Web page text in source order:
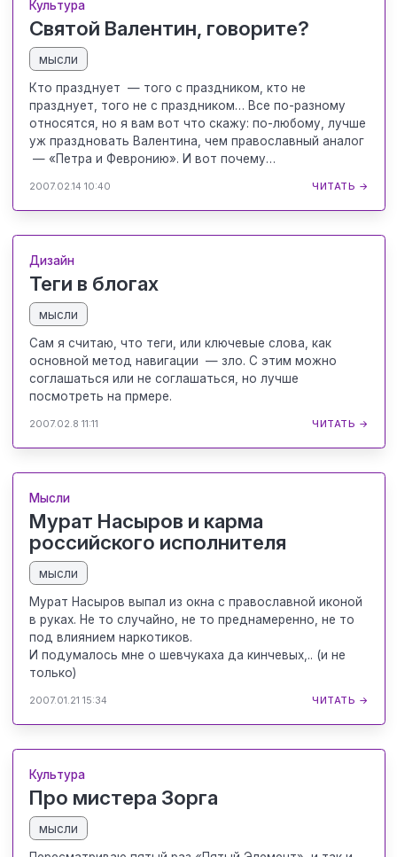
Культура
Святой Валентин, говорите?
мысли
Кто празднует — того с праздником, кто не
празднует, того не с праздником… Все по-разному
относятся, но я вам вот что скажу: по-любому, лучше
уж праздновать Валентина, чем православный аналог
— «Петра и Февронию». И вот почему…
2007.02.14 10:40 ЧИТАТЬ →
Дизайн
Теги в блогах
мысли
Сам я считаю, что теги, или ключевые слова, как
основной метод навигации — зло. С этим можно
соглашаться или не соглашаться, но лучше
посмотреть на прмере.
2007.02.8 11:11 ЧИТАТЬ →
Мысли
Мурат Насыров и карма
российского исполнителя
мысли
Мурат Насыров выпал из окна с православной иконой
в руках. Не то случайно, не то преднамеренно, не то
под влиянием наркотиков.
И подумалось мне о шевчукаха да кинчевых,.. (и не
только)
2007.01.21 15:34 ЧИТАТЬ →
Культура
Про мистера Зорга
мысли